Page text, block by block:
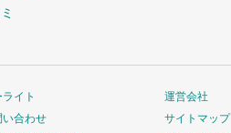
イト
い合わせ
運営会社
サイトマップ